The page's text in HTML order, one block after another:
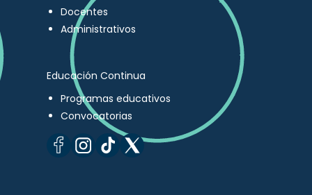
Docentes
Administrativos
Educación Continua
Programas educativos
Convocatorias